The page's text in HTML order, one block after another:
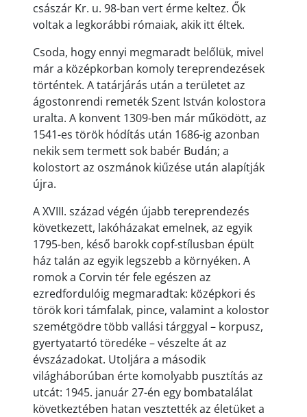
császár Kr. u. 98-ban vert érme keltez. Ők
voltak a legkorábbi rómaiak, akik itt éltek.
Csoda, hogy ennyi megmaradt belőlük, mivel
már a középkorban komoly tereprendezések
történtek. A tatárjárás után a területet az
ágostonrendi remeték Szent István kolostora
uralta. A konvent 1309-ben már működött, az
1541-es török hódítás után 1686-ig azonban
nekik sem termett sok babér Budán; a
kolostort az oszmánok kiűzése után alapítják
újra.
A XVIII. század végén újabb tereprendezés
következett, lakóházakat emelnek, az egyik
1795-ben, késő barokk copf-stílusban épült
ház talán az egyik legszebb a környéken. A
romok a Corvin tér fele egészen az
ezredfordulóig megmaradtak: középkori és
török kori támfalak, pince, valamint a kolostor
szemétgödre több vallási tárggyal – korpusz,
gyertyatartó töredéke – vészelte át az
évszázadokat. Utoljára a második
világháborúban érte komolyabb pusztítás az
utcát: 1945. január 27-én egy bombatalálat
következtében hatan vesztették az életüket a